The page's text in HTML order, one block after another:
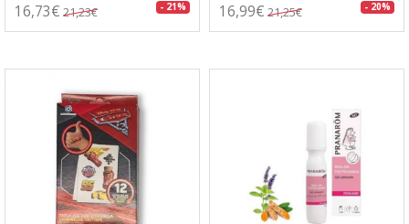
16,73€ 21,23€ - 21% 16,99€ 21,25€ - 20%